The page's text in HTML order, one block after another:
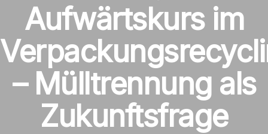
Aufwärtskurs im
– Mülltrennung als
Zukunftsfrage